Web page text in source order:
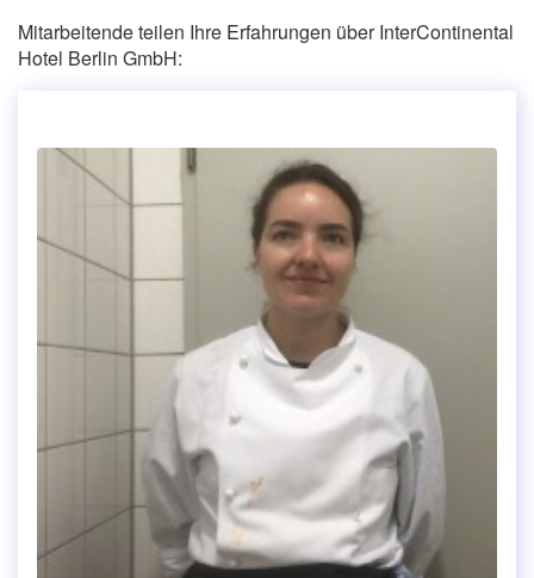
Mitarbeitende teilen Ihre Erfahrungen über InterContinental
Hotel Berlin GmbH: